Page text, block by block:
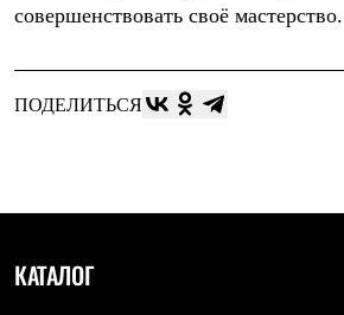
Флисовая одежда
Куртки
Утепленная пухом
Комбинезоны
Лёгкая одежда
совершенствовать своё мастерство.
ПОДЕЛИТЬСЯ
КАТАЛОГ